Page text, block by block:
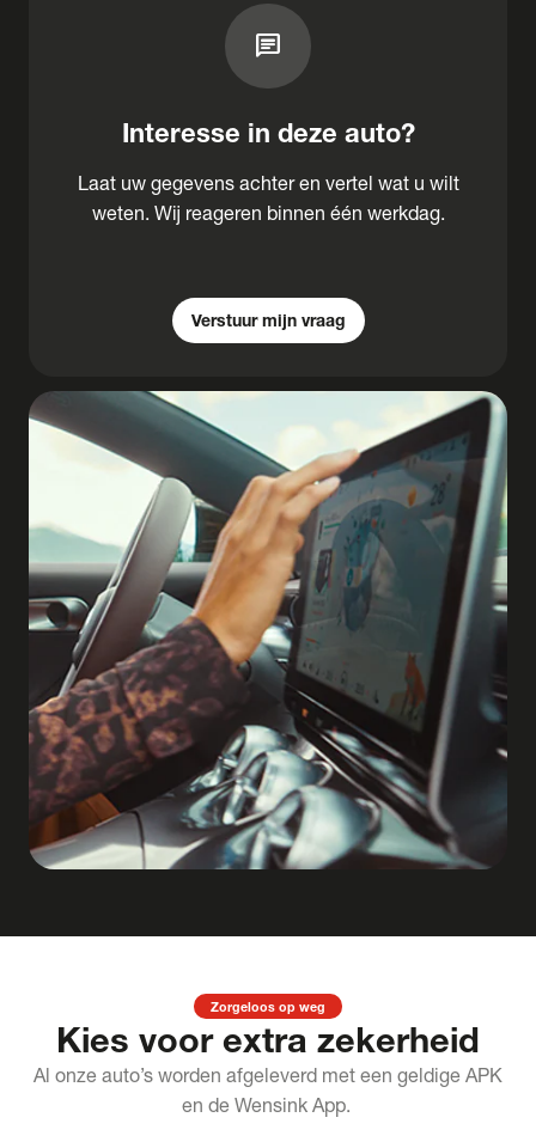
chat
Interesse in deze auto?
Laat uw gegevens achter en vertel wat u wilt
weten. Wij reageren binnen één werkdag.
Verstuur mijn vraag
Zorgeloos op weg
Kies voor extra zekerheid
Al onze auto’s worden afgeleverd met een geldige APK
en de Wensink App.